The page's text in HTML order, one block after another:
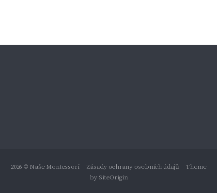
2026 © Naše Montessori Zásady ochrany osobních údajů
Theme
by SiteOrigin